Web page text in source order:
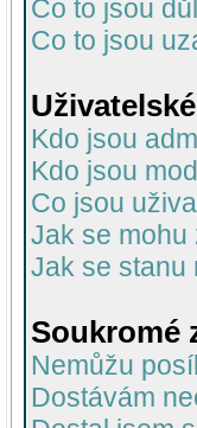
Co to jsou
Co to jsou
Kdo jsou
Kdo jsou
Co jsou
Jak se mohu
Jak se stanu
Soukromé
Nemůžu
Dostávám